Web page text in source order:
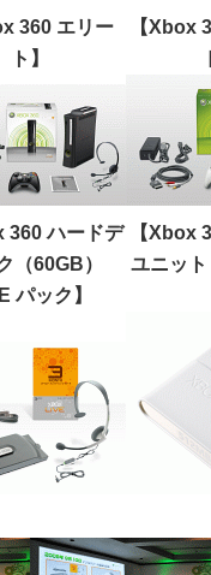
360 エリー
ト】
【Xbox
360 ハードデ
（60GB）
パック】
【Xbox
ユニット